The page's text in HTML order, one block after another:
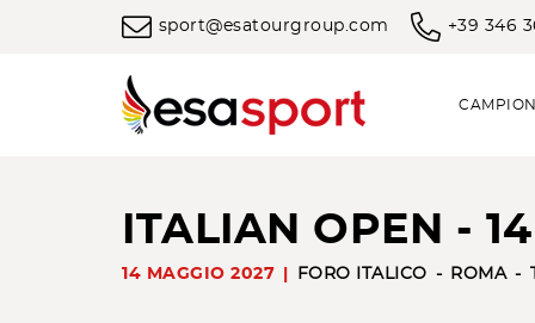
sport@esatourgroup.com +39 346
ITALIAN OPEN -
14 MAGGIO 2027 FORO ITALICO ROMA